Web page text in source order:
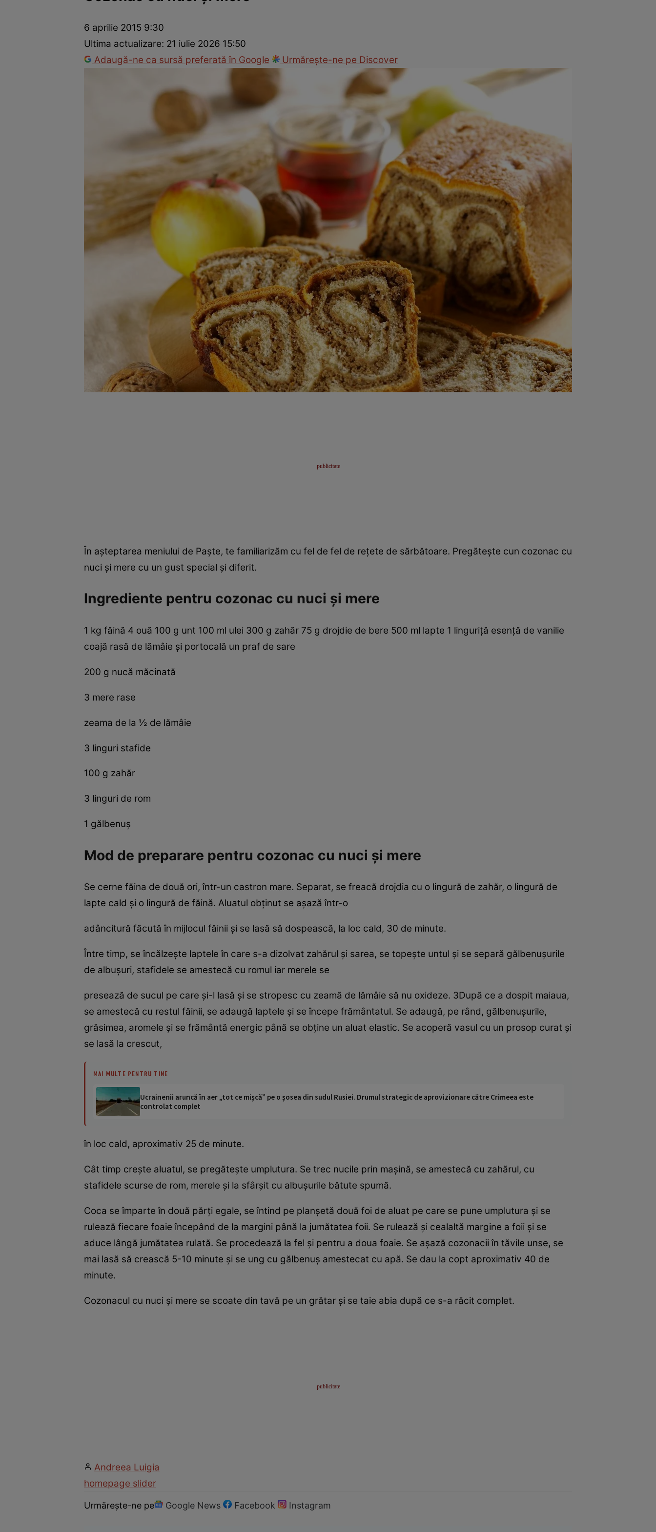
Mâncăruri rapideRețete cu legume
6 aprilie 2015 9:30
Ultima actualizare: 21 iulie 2026 15:50
Adaugă-ne ca sursă preferată în Google
Urmărește-ne pe Discover
În aşteptarea meniului de Paşte, te familiarizăm cu fel de fel de reţete de sărbătoare. Pregăteşte cun cozonac cu
nuci şi mere cu un gust special şi diferit.
Ingrediente pentru cozonac cu nuci şi mere
1 kg făină 4 ouă 100 g unt 100 ml ulei 300 g zahăr 75 g drojdie de bere 500 ml lapte 1 linguriţă esenţă de vanilie
coajă rasă de lămâie şi portocală un praf de sare
200 g nucă măcinată
3 mere rase
zeama de la ½ de lămâie
3 linguri stafide
100 g zahăr
3 linguri de rom
1 gălbenuş
Mod de preparare pentru cozonac cu nuci şi mere
Se cerne făina de două ori, într-un castron mare. Separat, se freacă drojdia cu o lingură de zahăr, o lingură de
lapte cald şi o lingură de făină. Aluatul obţinut se aşază într-o
adâncitură făcută în mijlocul făinii şi se lasă să dospească, la loc cald, 30 de minute.
Între timp, se încălzeşte laptele în care s-a dizolvat zahărul şi sarea, se topeşte untul şi se separă gălbenuşurile
de albuşuri, stafidele se amestecă cu romul iar merele se
presează de sucul pe care şi-l lasă şi se stropesc cu zeamă de lămâie să nu oxideze. 3După ce a dospit maiaua,
se amestecă cu restul făinii, se adaugă laptele şi se începe frământatul. Se adaugă, pe rând, gălbenuşurile,
grăsimea, aromele şi se frământă energic până se obţine un aluat elastic. Se acoperă vasul cu un prosop curat şi
se lasă la crescut,
MAI MULTE PENTRU TINE
Ucrainenii aruncă în aer „tot ce mișcă” pe o șosea din sudul Rusiei. Drumul strategic de aprovizionare către Crimeea este
controlat complet
în loc cald, aproximativ 25 de minute.
Cât timp creşte aluatul, se pregăteşte umplutura. Se trec nucile prin maşină, se amestecă cu zahărul, cu
stafidele scurse de rom, merele şi la sfârşit cu albuşurile bătute spumă.
Coca se împarte în două părţi egale, se întind pe planşetă două foi de aluat pe care se pune umplutura şi se
rulează fiecare foaie începând de la margini până la jumătatea foii. Se rulează şi cealaltă margine a foii şi se
aduce lângă jumătatea rulată. Se procedează la fel şi pentru a doua foaie. Se aşază cozonacii în tăvile unse, se
mai lasă să crească 5-10 minute şi se ung cu gălbenuş amestecat cu apă. Se dau la copt aproximativ 40 de
minute.
Cozonacul cu nuci şi mere se scoate din tavă pe un grătar şi se taie abia după ce s-a răcit complet.
Andreea Luigia
homepage slider
Urmărește-ne pe Google News Facebook Instagram